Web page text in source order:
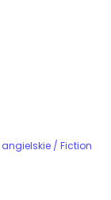
Książki obcojęzyczne / angielskie / Fiction